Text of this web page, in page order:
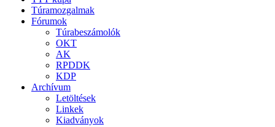
Túramozgalmak
Fórumok
Túrabeszámolók
OKT
AK
RPDDK
KDP
Archívum
Letöltések
Linkek
Kiadványok